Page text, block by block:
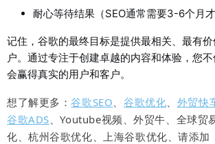
耐心等待结果（SEO通常需要3-6个月才
记住，谷歌的最终目标是提供最相关、最有
户。通过专注于创建卓越的内容和体验，您
会赢得真实的用户和客户。
想了解更多：谷歌SEO、 谷歌优化、 外贸快
谷歌ADS、Youtube视频、外贸牛、全球贸
化、杭州谷歌优化、上海谷歌优化、请添加